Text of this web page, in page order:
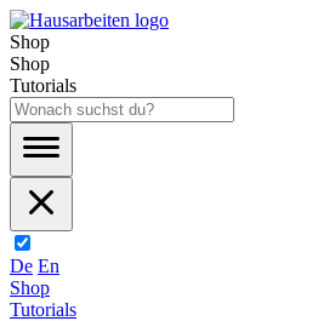
Shop
Shop
Tutorials
De En
Shop
Tutorials